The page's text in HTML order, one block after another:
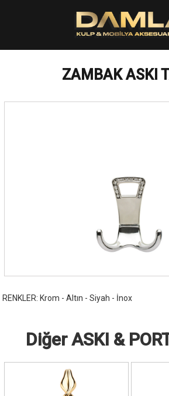
ZAMBAK ASKI
RENKLER: Krom - Altın - Siyah - İnox
Diğer ASKI &